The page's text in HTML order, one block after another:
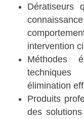
Dératiseurs
intervention
Méthodes
élimination
Produits
des